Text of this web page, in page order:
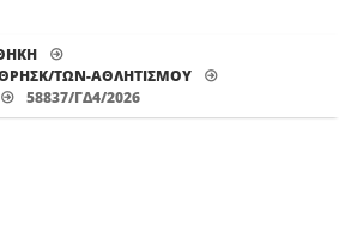
ΘΡΗΣΚ/ΤΩΝ-ΑΘΛΗΤΙΣΜΟΥ
58837/ΓΔ4/2026